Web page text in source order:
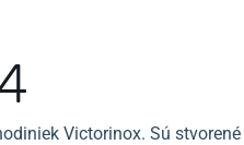
Victorinox. Sú